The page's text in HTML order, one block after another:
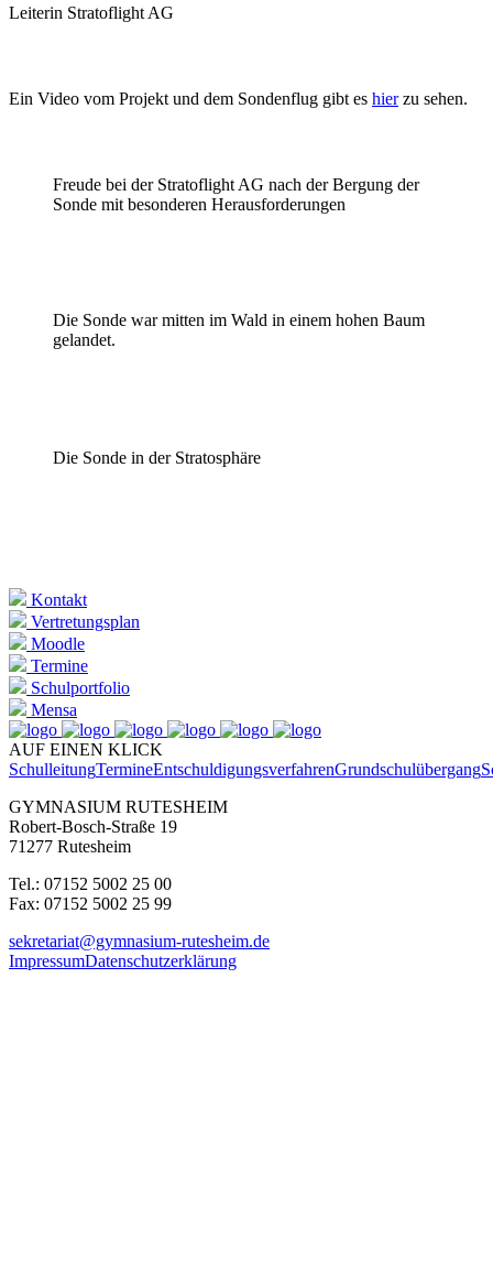
Leiterin Stratoflight AG
Ein Video vom Projekt und dem Sondenflug gibt es hierzu sehen.
Freude bei der Stratoflight AG nach der Bergung der
Sonde mit besonderen Herausforderungen
Die Sonde war mitten im Wald in einem hohen Baum
gelandet.
Die Sonde in der Stratosphäre
Kontakt
Vertretungsplan
Moodle
Termine
Schulportfolio
Mensa
AUF EINEN KLICK
SchulleitungTermineEntschuldigungsverfahrenGrundschulübergang
GYMNASIUM RUTESHEIM
Robert-Bosch-Straße 19
71277 Rutesheim
Tel.: 07152 5002 25 00
Fax: 07152 5002 25 99
sekretariat@gymnasium-rutesheim.de
ImpressumDatenschutzerklärung